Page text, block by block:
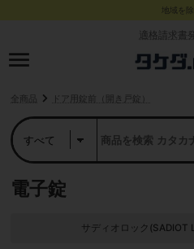
地域を除
適格請求書
全商品 ドア用錠前（開き戸錠）
電子錠
サディオロック(SADIOT